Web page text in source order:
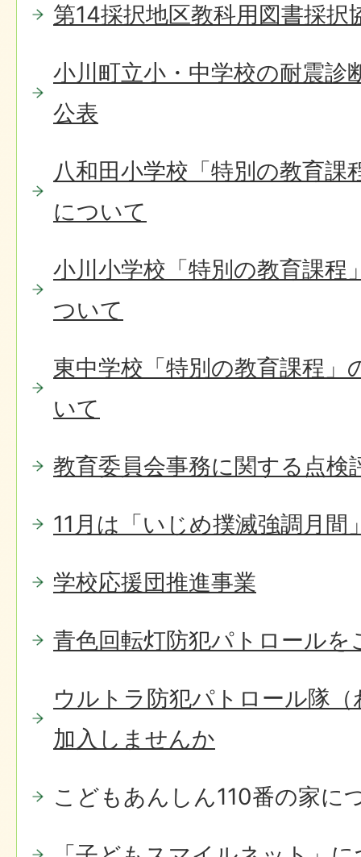
第14採択地区教科用図書採択
小川町立小・中学校の耐震診
公表
八和田小学校「特別の教育課
について
小川小学校「特別の教育課程
ついて
東中学校「特別の教育課程」
いて
教育委員会事務に関する点検
11月は「いじめ撲滅強調月間
学校応援団推進事業
青色回転灯防犯パトロールを
ウルトラ防犯パトロール隊
加入しませんか
こどもあんしん110番の家に